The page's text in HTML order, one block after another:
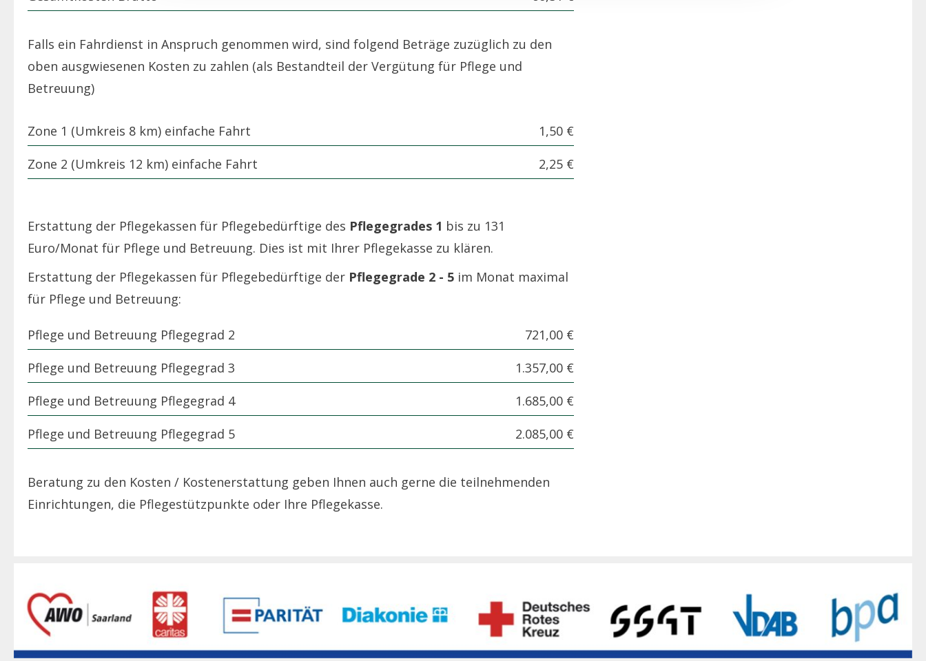
Falls ein Fahrdienst in Anspruch genommen wird, sind folgend Beträge zuzüglich zu den
oben ausgwiesenen Kosten zu zahlen (als Bestandteil der Vergütung für Pflege und
Betreuung)
Zone 1 (Umkreis 8 km) einfache Fahrt
1,50 €
Zone 2 (Umkreis 12 km) einfache Fahrt
2,25 €
Erstattung der Pflegekassen für Pflegebedürftige des Pflegegrades 1 bis zu 131
Euro/Monat für Pflege und Betreuung. Dies ist mit Ihrer Pflegekasse zu klären.
Erstattung der Pflegekassen für Pflegebedürftige der Pflegegrade 2 - 5 im Monat maximal
für Pflege und Betreuung:
Pflege und Betreuung Pflegegrad 2
721,00 €
Pflege und Betreuung Pflegegrad 3
1.357,00 €
Pflege und Betreuung Pflegegrad 4
1.685,00 €
Pflege und Betreuung Pflegegrad 5
2.085,00 €
Beratung zu den Kosten / Kostenerstattung geben Ihnen auch gerne die teilnehmenden
Einrichtungen, die Pflegestützpunkte oder Ihre Pflegekasse.